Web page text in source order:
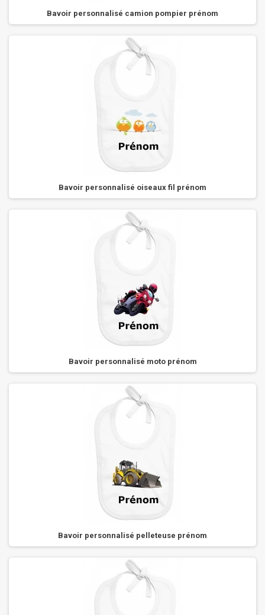
Bavoir personnalisé camion pompier prénom
Bavoir personnalisé oiseaux fil prénom
Bavoir personnalisé moto prénom
Bavoir personnalisé pelleteuse prénom